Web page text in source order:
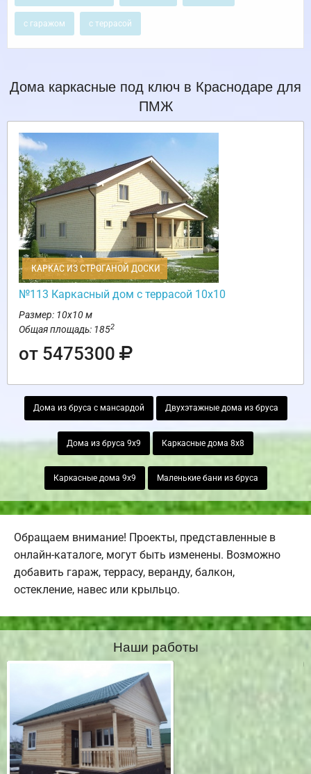
с гаражом с террасой
Дома каркасные под ключ в Краснодаре для
ПМЖ
КАРКАС ИЗ СТРОГАНОЙ ДОСКИ
№113 Каркасный дом с террасой 10х10
Размер: 10х10 м
Общая площадь: 1852
от 5475300
Дома из бруса с мансардой Двухэтажные дома из бруса
Дома из бруса 9х9 Каркасные дома 8х8
Каркасные дома 9х9 Маленькие бани из бруса
Обращаем внимание! Проекты, представленные в
онлайн-каталоге, могут быть изменены. Возможно
добавить гараж, террасу, веранду, балкон,
остекление, навес или крыльцо.
Наши работы